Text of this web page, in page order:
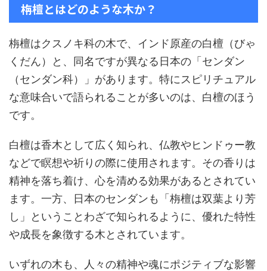
栴檀とはどのような木か？
栴檀はクスノキ科の木で、インド原産の白檀（びゃ
くだん）と、同名ですが異なる日本の「センダン
（センダン科）」があります。特にスピリチュアル
な意味合いで語られることが多いのは、白檀のほう
です。
白檀は香木として広く知られ、仏教やヒンドゥー教
などで瞑想や祈りの際に使用されます。その香りは
精神を落ち着け、心を清める効果があるとされてい
ます。一方、日本のセンダンも「栴檀は双葉より芳
し」ということわざで知られるように、優れた特性
や成長を象徴する木とされています。
いずれの木も、人々の精神や魂にポジティブな影響